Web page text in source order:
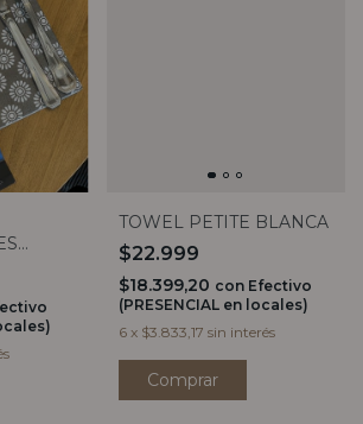
X20
TOWEL PETITE BLANCA
$22.999
$18.399,20 con Efectivo
(PRESENCIAL en locales)
6 x $3.833,17 sin interés